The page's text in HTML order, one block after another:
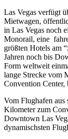
Las Vegas verfügt
Mietwagen,
in Las Vegas noch
Monorail, eine
größten Hotels am
Jahren noch bis
Form weltweit
lange Strecke vom
Convention
Vom Flughafen
Kilometer zum
Downtown Las
dynamischsten